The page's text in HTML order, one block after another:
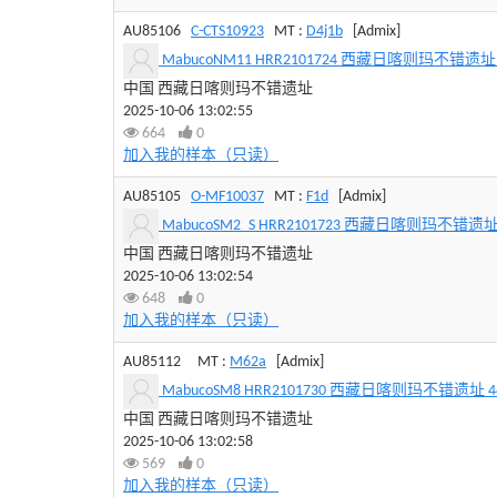
AU85106 C-CTS10923 MT : D4j1b [Admix]
MabucoNM11 HRR2101724 西藏日喀则玛不错遗址
中国 西藏日喀则玛不错遗址
2025-10-06 13:02:55
664
0
加入我的样本（只读）
AU85105 O-MF10037 MT : F1d [Admix]
MabucoSM2_S HRR2101723 西藏日喀则玛不错遗
中国 西藏日喀则玛不错遗址
2025-10-06 13:02:54
648
0
加入我的样本（只读）
AU85112 MT : M62a [Admix]
MabucoSM8 HRR2101730 西藏日喀则玛不错遗址
中国 西藏日喀则玛不错遗址
2025-10-06 13:02:58
569
0
加入我的样本（只读）